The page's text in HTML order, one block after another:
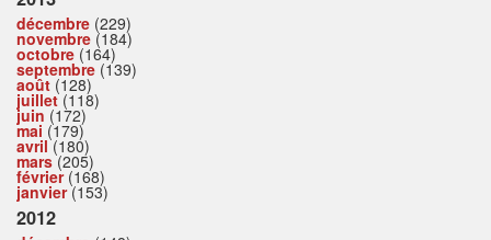
décembre (229)
novembre (184)
octobre (164)
septembre (139)
août (128)
juillet(118)
juin (172)
mai (179)
avril(180)
mars(205)
février(168)
janvier(153)
2012